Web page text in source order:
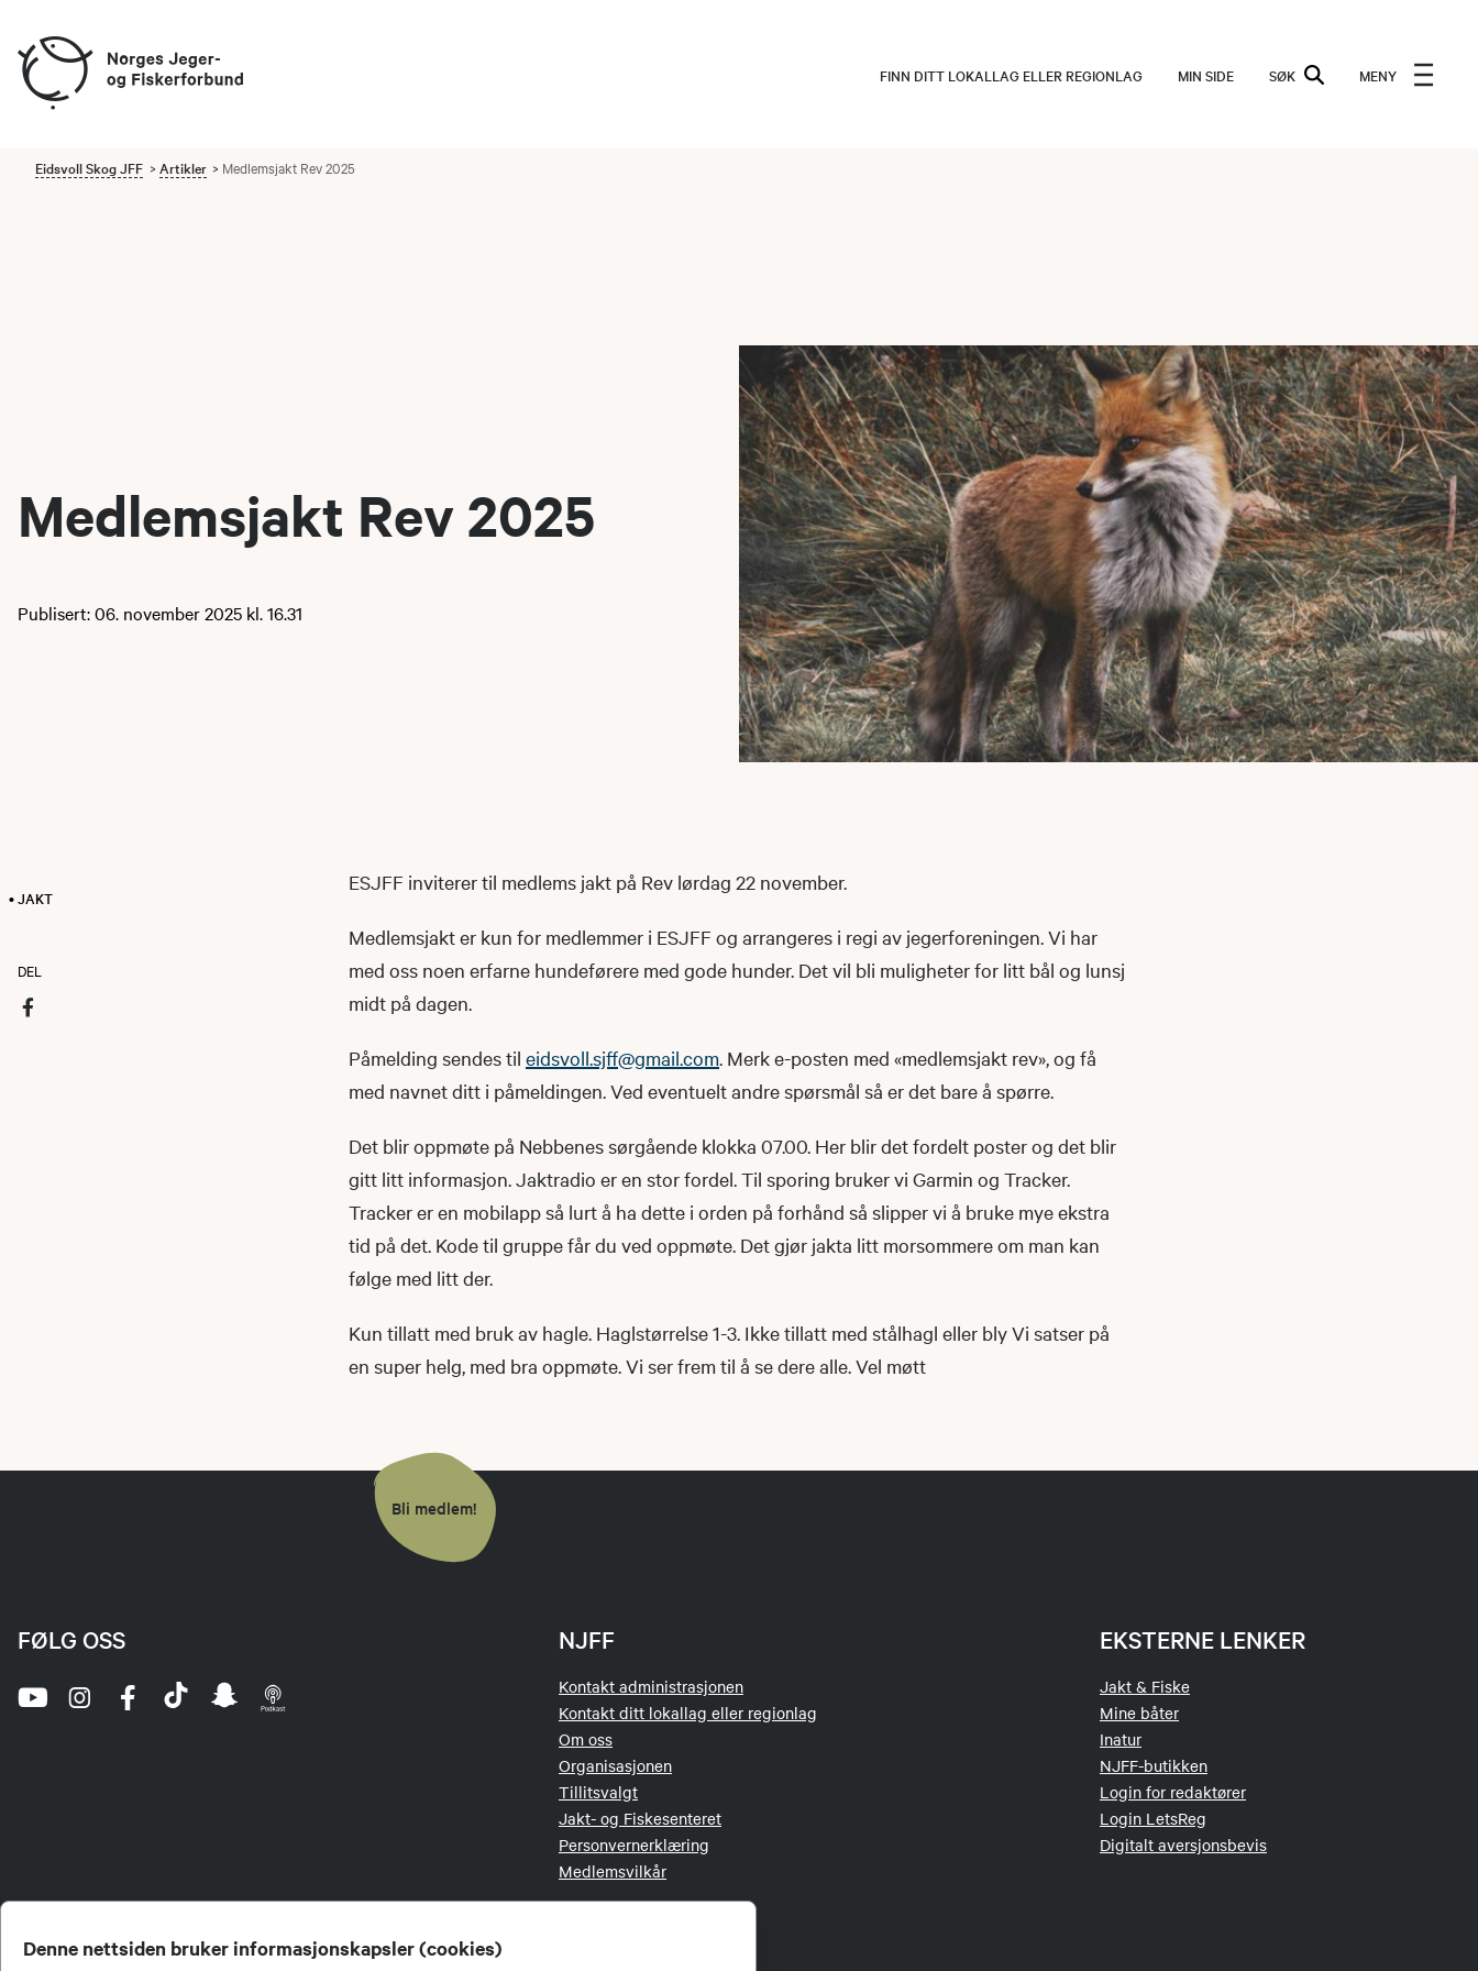
Denne nettsiden bruker informasjonskapsler (cookies)
FINN DITT LOKALLAG ELLER REGIONLAG MIN SIDE SØK MENY
Eidsvoll Skog JFF Artikler Medlemsjakt Rev 2025
Medlemsjakt Rev 2025
Publisert: 06. november 2025 kl. 16.31
• JAKT
DEL
ESJFF inviterer til medlems jakt på Rev lørdag 22 november.
Medlemsjakt er kun for medlemmer i ESJFF og arrangeres i regi av jegerforeningen. Vi har
med oss noen erfarne hundeførere med gode hunder. Det vil bli muligheter for litt bål og lunsj
midt på dagen.
Påmelding sendes til eidsvoll.sjff@gmail.com. Merk e-posten med «medlemsjakt rev», og få
med navnet ditt i påmeldingen. Ved eventuelt andre spørsmål så er det bare å spørre.
Det blir oppmøte på Nebbenes sørgående klokka 07.00. Her blir det fordelt poster og det blir
gitt litt informasjon. Jaktradio er en stor fordel. Til sporing bruker vi Garmin og Tracker.
Tracker er en mobilapp så lurt å ha dette i orden på forhånd så slipper vi å bruke mye ekstra
tid på det. Kode til gruppe får du ved oppmøte. Det gjør jakta litt morsommere om man kan
følge med litt der.
Kun tillatt med bruk av hagle. Haglstørrelse 1-3. Ikke tillatt med stålhagl eller bly Vi satser på
en super helg, med bra oppmøte. Vi ser frem til å se dere alle. Vel møtt
Bli medlem!
NJFF
Kontakt administrasjonen
Kontakt ditt lokallag eller regionlag
Om oss
Organisasjonen
Tillitsvalgt
Jakt- og Fiskesenteret
Personvernerklæring
Medlemsvilkår
EKSTERNE LENKER
Jakt & Fiske
Mine båter
Inatur
NJFF-butikken
Login for redaktører
Login LetsReg
Digitalt aversjonsbevis
FØLG OSS